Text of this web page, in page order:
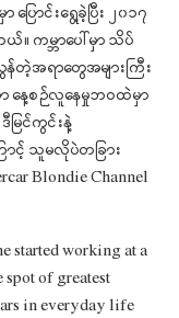
ောင်းရွေ့ခဲ့ပြီး ၂၀၁၇
။ ကမ္ဘာပေါ်မှာ သိပ်
အရာတွေအများကြီး
နေ့စဉ်လူနေမှုဘဝထဲမှာ
မြင်ကွင်းနဲ့
ာင့် သူမလိုပဲတခြား
Blondie Channel
started working at a
of greatest
in everyday life